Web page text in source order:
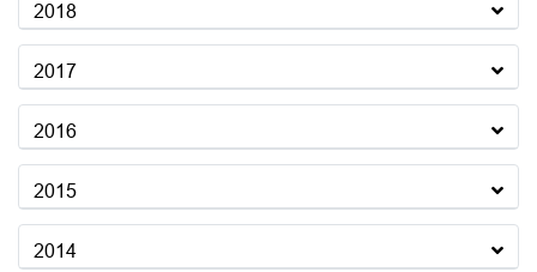
2018
2017
2016
2015
2014